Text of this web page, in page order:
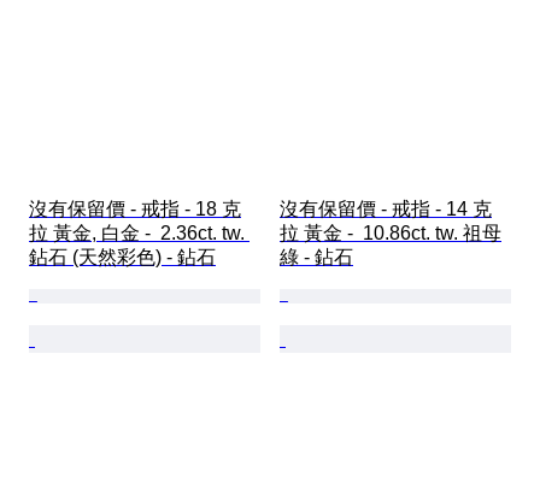
沒有保留價 - 戒指 - 18 克
拉 黃金, 白金 -  2.36ct. tw.
鉆石 (天然彩色) - 鉆石
沒有保留價 - 戒指 - 14 克
拉 黃金 -  10.86ct. tw. 祖母
綠 - 鉆石